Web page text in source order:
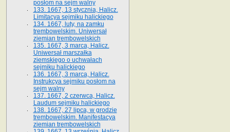
posłom na sejm walny
133. 1667, 13 stycznia, Halicz.
Limitacya sejmiku halickiego
134. 1667, luty, na zamku
trembowelskim. Uniwersał
ziemian trembowelskich
135. 1667, 3 marca, Halicz.
Uniwersał marszałka
ziemskiego o uchwałach
sejmiku halickiego
136. 1667, 3 marca, Halicz.
Instrukcya sejmiku posłom na
sejm walny
137. 1667, 2 czerwca, Halicz.
Laudum sejmiku halickiego
138. 1667, 27 lipca, w grodzie
trembowelskim. Manifestacya
ziemian trembowelskich